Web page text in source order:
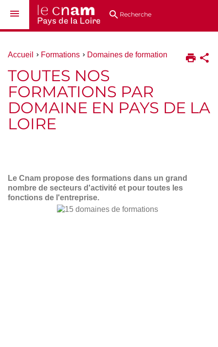
au
directsRecherche
Vous
ici :
Accueil Formations Domaines de formation
TOUTES NOS
FORMATIONS PAR
DOMAINE EN PAYS DE LA
LOIRE
Le Cnam propose des formations dans un grand
nombre de secteurs d'activité et pour toutes les
fonctions de l'entreprise.